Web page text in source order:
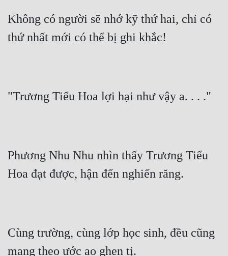
Không có người sẽ nhớ kỹ thứ hai, chỉ có
thứ nhất mới có thể bị ghi khắc!
"Trương Tiểu Hoa lợi hại như vậy a. . . ."
Phương Nhu Nhu nhìn thấy Trương Tiểu
Hoa đạt được, hận đến nghiến răng.
Cùng trường, cùng lớp học sinh, đều cũng
mang theo ước ao ghen tị.